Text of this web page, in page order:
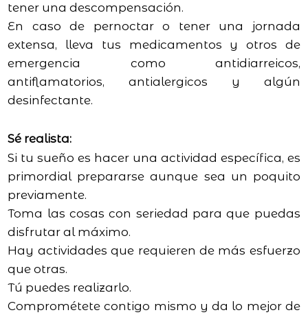
tener una descompensación.
En caso de pernoctar o tener una jornada
extensa, lleva tus medicamentos y otros de
emergencia como antidiarreicos,
antiflamatorios, antialergicos y algún
desinfectante.
Sé realista:
Si tu sueño es hacer una actividad específica, es
primordial prepararse aunque sea un poquito
previamente.
Toma las cosas con seriedad para que puedas
disfrutar al máximo.
Hay actividades que requieren de más esfuerzo
que otras.
Tú puedes realizarlo.
Comprométete contigo mismo y da lo mejor de